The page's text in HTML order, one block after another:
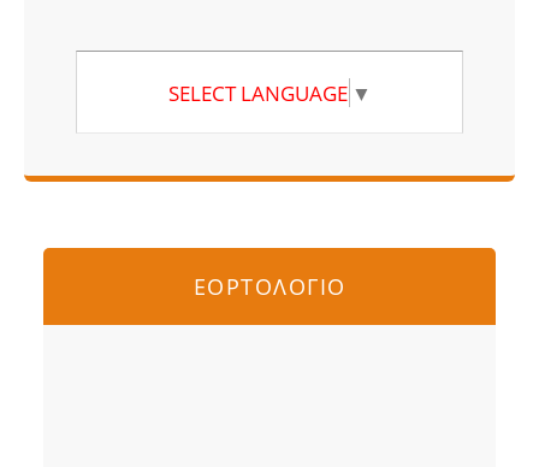
SELECT LANGUAGE ▼
ΕΟΡΤΟΛΟΓΙΟ